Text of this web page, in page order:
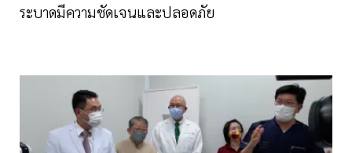
ระบาดมีความชัดเจนและปลอดภัย